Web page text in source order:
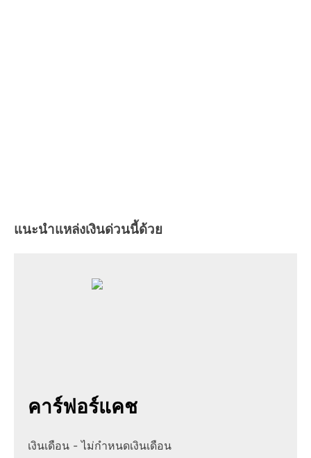
แนะนำแหล่งเงินด่วนนี้ด้วย
คาร์ฟอร์แคช
เงินเดือน - ไม่กำหนดเงินเดือน